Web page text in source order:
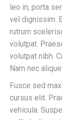
leo in, porta
vel dignissim.
rutrum
volutpat.
volutpat nibh.
Nam nec
Fusce sed
cursus elit.
vehicula.